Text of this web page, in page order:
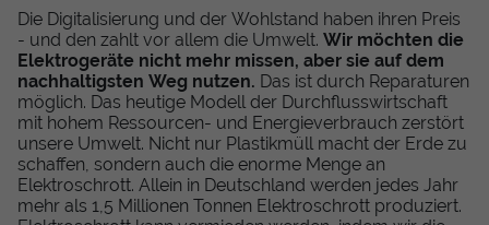
Die Digitalisierung und der Wohlstand haben ihren Preis
- und den zahlt vor allem die Umwelt. Wir möchten die
Elektrogeräte nicht mehr missen, aber sie auf dem
nachhaltigsten Weg nutzen. Das ist durch Reparaturen
möglich. Das heutige Modell der Durchflusswirtschaft
mit hohem Ressourcen- und Energieverbrauch zerstört
unsere Umwelt. Nicht nur Plastikmüll macht der Erde zu
schaffen, sondern auch die enorme Menge an
Elektroschrott. Allein in Deutschland werden jedes Jahr
mehr als 1,5 Millionen Tonnen Elektroschrott produziert.